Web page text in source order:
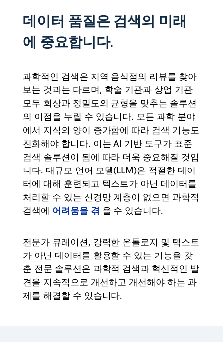
데이터 품질은 검색의 미래
에 중요합니다.
과학적인 검색은 지역 음식점의 리뷰를 찾아
보는 것과는 다르며, 학술 기관과 상업 기관
모두 회상과 정밀도의 균형을 맞추는 솔루션
의 이점을 누릴 수 있습니다. 모든 과학 분야
에서 지식의 양이 증가함에 따라 검색 기능도
진화해야 합니다. 이는 AI 기반 도구가 표준
검색 솔루션이 됨에 따라 더욱 중요해질 것입
니다. 대규모 언어 모델(LLM)은 적절한 데이
터에 대해 훈련되고 텍스트가 아닌 데이터를
처리할 수 있는 신경망 계층이 없으면 과학적
검색에 어려움을 겪 을 수 있습니다.
전문가 큐레이션, 강력한 온톨로지 및 텍스트
가 아닌 데이터를 활용할 수 있는 기능을 갖
춘 전문 솔루션은 과학적 검색과 혁신적인 발
견을 지속적으로 개선하고 개선해야 하는 과
제를 해결할 수 있습니다.